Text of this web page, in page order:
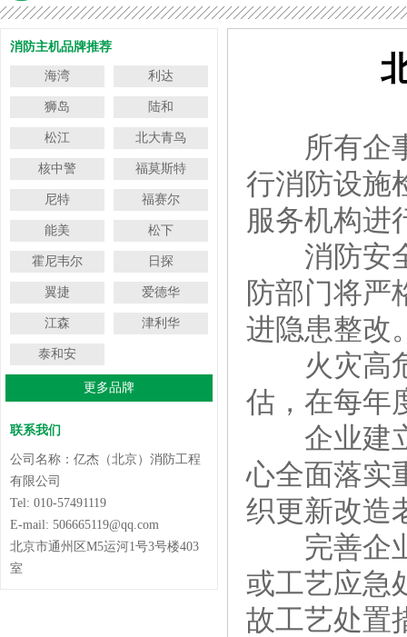
消防主机品牌推荐
海湾 利达
狮岛 陆和
松江 北大青鸟
核中警 福莫斯特
尼特 福赛尔
能美 松下
霍尼韦尔 日探
翼捷 爱德华
江森 津利华
泰和安
更多品牌
联系我们
公司名称：亿杰（北京）消防工程
有限公司
Tel: 010-57491119
E-mail: 506665119@qq.com
北京市通州区M5运河1号3号楼403
室
所有企事
行消防设施
服务机构进
消防安全
防部门将严
进隐患整改
火灾高危
估，在每年
企业建立
心全面落实
织更新改造
完善企业
或工艺应急
故工艺处置